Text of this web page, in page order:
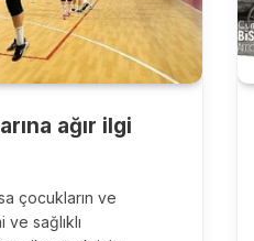
ağır ilgi
çocukların ve
sağlıklı